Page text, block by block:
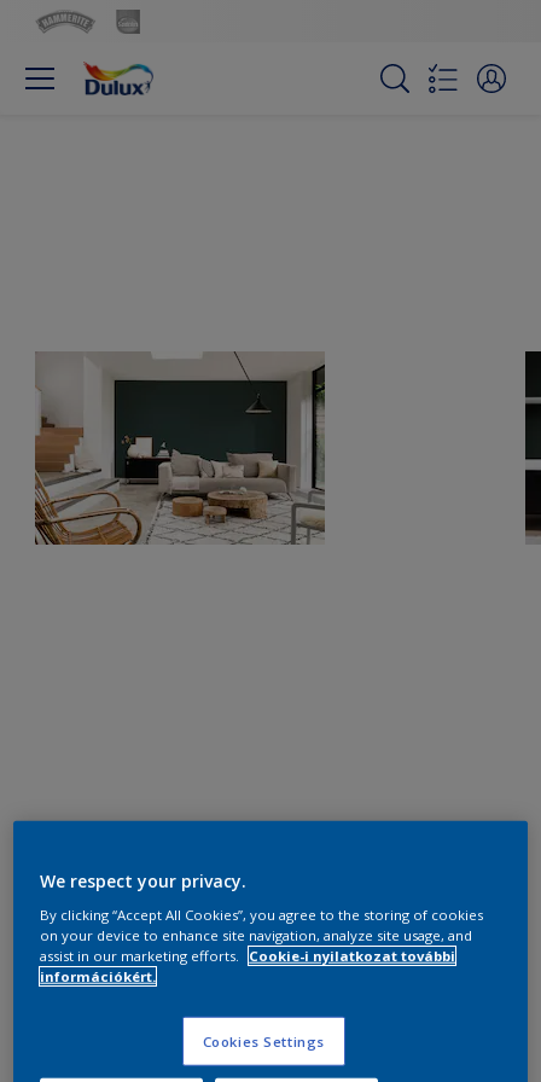
We respect your privacy.
By clicking “Accept All Cookies”, you agree to the storing of cookies
on your device to enhance site navigation, analyze site usage, and
assist in our marketing efforts.
Cookie-i nyilatkozat további
információkért.
Cookies Settings